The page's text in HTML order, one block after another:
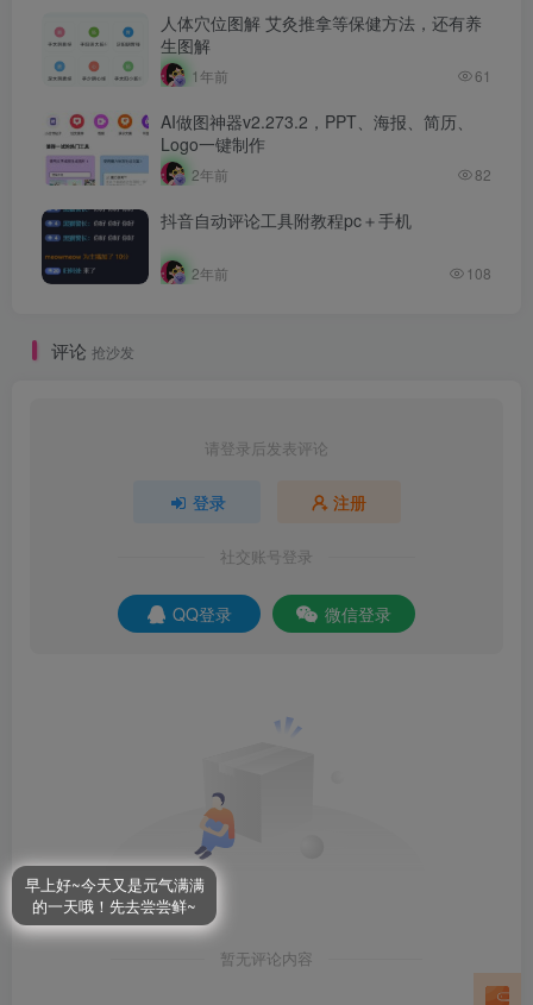
人体穴位图解 艾灸推拿等保健方法，还有养
生图解
1年前 61
AI做图神器v2.273.2，PPT、海报、简历、
Logo一键制作
2年前 82
抖音自动评论工具附教程pc＋手机
2年前 108
评论 抢沙发
请登录后发表评论
登录 注册
社交账号登录
QQ登录 微信登录
暂无评论内容
早上好~今天又是元气满满
的一天哦！先去尝尝鲜~